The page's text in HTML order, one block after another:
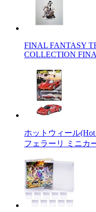
FINAL FANTASY
COLLECTION
ホットウィール
フェラーリ ミニカ